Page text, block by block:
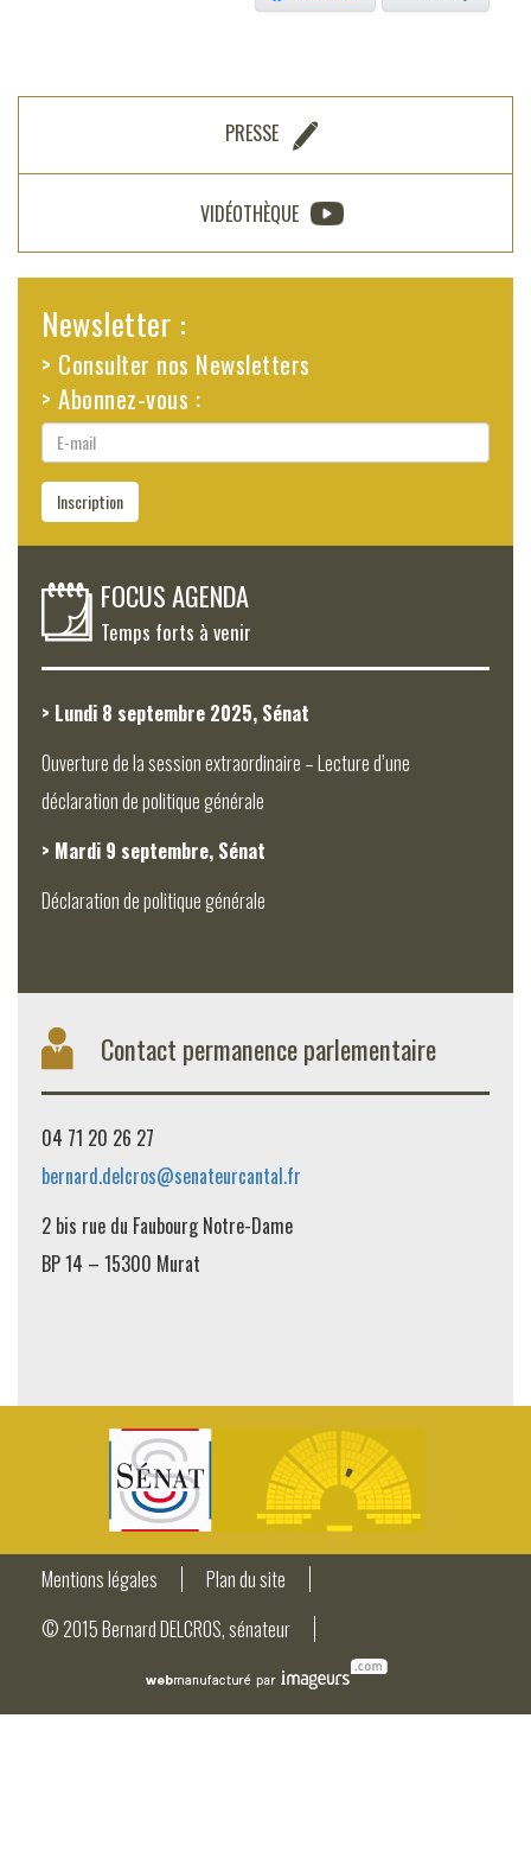
PRESSE
VIDÉOTHÈQUE
Newsletter :
> Consulter nos Newsletters
> Abonnez-vous :
E-
mail
Inscription
FOCUS AGENDA
Temps forts à venir
> Lundi 8 septembre 2025, Sénat
Ouverture de la session extraordinaire – Lecture d’une
déclaration de politique générale
> Mardi 9 septembre, Sénat
Déclaration de politique générale
Contact permanence parlementaire
04 71 20 26 27
bernard.delcros@senateurcantal.fr
2 bis rue du Faubourg Notre-Dame
BP 14 – 15300 Murat
Mentions légales
Plan du site
© 2015 Bernard DELCROS, sénateur